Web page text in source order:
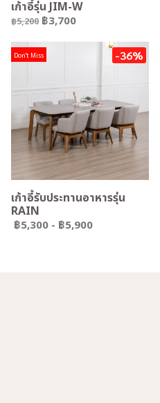
เก้าอี้รุ่น JIM-W
฿5,200 ฿3,700
Don't Miss -36%
เก้าอี้รับประทานอาหารรุ่น
RAIN
฿5,300 - ฿5,900